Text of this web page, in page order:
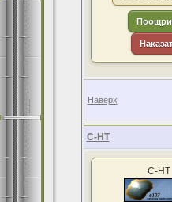
Наверх
С-НТ
С-НТ